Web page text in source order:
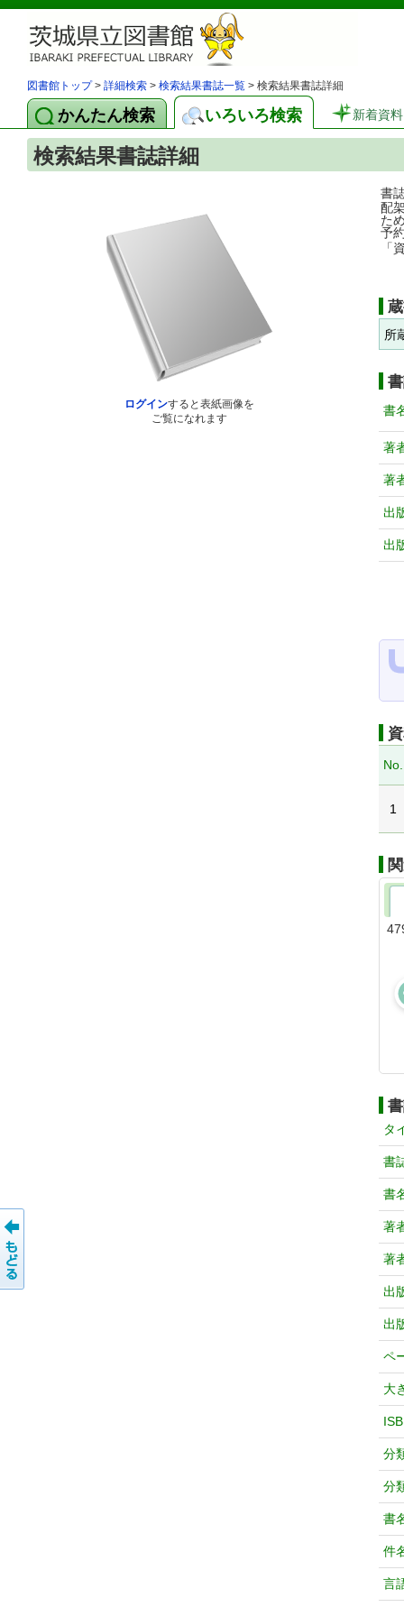
図書館トップ> 詳細検索 > 検索結果書誌一覧 > 検索結果書誌詳細
かんたん検索 いろいろ検索 新着資料
検索結果書誌詳細
ログインすると表紙画像を
ご覧になれます
書
配
た
予
「
所
書
著
著
出
出
No.
1
タ
書
書
著
著
出
出
ペ
大
分
分
書
件
言